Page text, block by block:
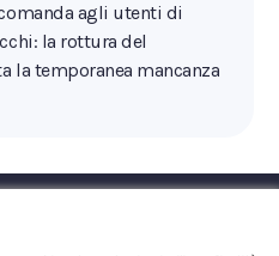
agli utenti di
la rottura del
la temporanea mancanza